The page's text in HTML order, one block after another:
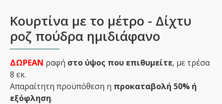
Κουρτίνα με το μέτρο - Δίχτυ
ροζ πούδρα ημιδιάφανο
ΔΩΡΕΑΝ ραφή στο ύψος που επιθυμείτε, με τρέσα
8 εκ.
Απαραίτητη προϋπόθεση η προκαταβολή 50% ή
εξόφληση.